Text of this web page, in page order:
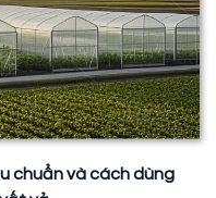
chuẩn và cách dùng